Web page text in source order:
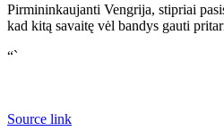
Pirmininkaujanti Vengrija, stipriai
kad kitą savaitę vėl bandys gauti
“`
Source link